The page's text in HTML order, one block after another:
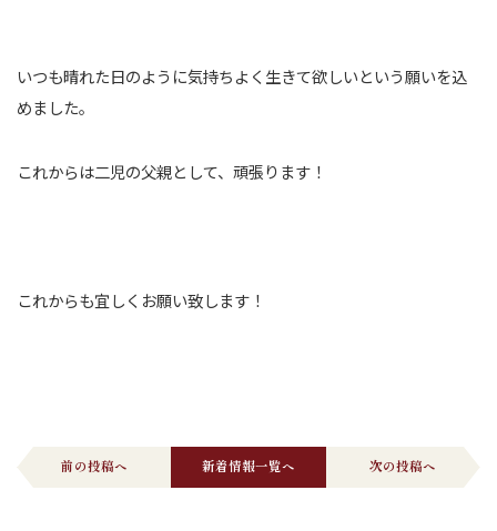
いつも晴れた日のように気持ちよく生きて欲しいという願いを込
めました。
これからは二児の父親として、頑張ります！
これからも宜しくお願い致します！
前の投稿へ 新着情報一覧へ 次の投稿へ